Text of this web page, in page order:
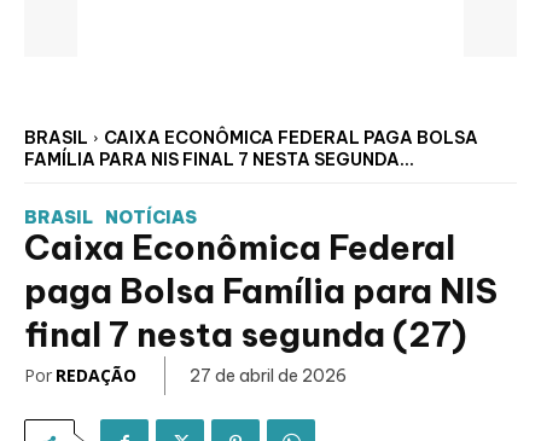
BRASIL
CAIXA ECONÔMICA FEDERAL PAGA BOLSA
FAMÍLIA PARA NIS FINAL 7 NESTA SEGUNDA...
BRASIL NOTÍCIAS
Caixa Econômica Federal
paga Bolsa Família para NIS
final 7 nesta segunda (27)
Por REDAÇÃO 27 de abril de 2026